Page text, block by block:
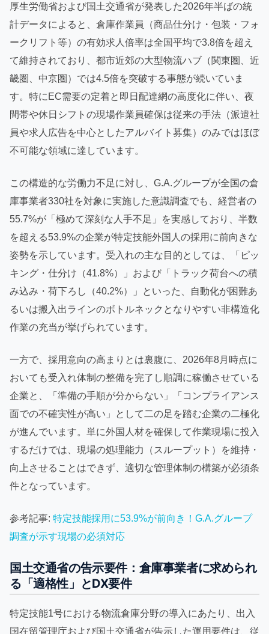
厚生労働省および国土交通省が発表した2026年半ばの統
計データによると、倉庫作業員（商品仕分け・包装・フォ
ークリフト等）の有効求人倍率は全国平均で3.8倍を超え
て維持されており、都市近郊の大型物流ハブ（関東圏、近
畿圏、中京圏）では4.5倍を突破する事態が続いていま
す。特にEC需要の定着と即日配達網の高度化に伴い、夜
間帯や休日シフトの現場作業員確保は従来の手法（派遣社
員や求人広告を中心としたアルバイト募集）のみではほぼ
不可能な領域に達しています。
この構造的な労働力不足に対し、G.A.グループが全国の倉
庫事業者330社を対象に実施した意識調査でも、経営者の
55.7%が「極めて深刻な人手不足」を実感しており、半数
を超える53.9%の企業が特定技能外国人の採用に前向きな
姿勢を示しています。受入れの主な目的としては、「ピッ
キング・仕分け（41.8%）」および「トラック荷台への積
み込み・荷下ろし（40.2%）」といった、自動化が困難あ
るいは搬入出ラインのボトルネックとなりやすい非構造化
作業の充当が挙げられています。
一方で、採用意向の高まりとは裏腹に、2026年8月時点に
おいても受入れ体制の整備を完了し順調に稼働させている
企業と、「準備の手順が分からない」「コンプライアンス
面での不確実性が高い」として二の足を踏む企業の二極化
が進んでいます。単に外国人材を確保して作業現場に投入
するだけでは、現場の処理能力（スループット）を維持・
向上させることはできず、適切な管理体制の構築が必須条
件となっています。
参考記事: 特定技能採用に53.9%が前向き！G.A.グループ
調査が示す現場の必須対応
国土交通省の告示要件：倉庫事業者に求められ
る「適格性」とDX要件
特定技能1号における物流倉庫分野の導入にあたり、出入
国在留管理庁および国土交通省が告示した運用要件は、従